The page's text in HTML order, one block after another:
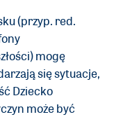
(przyp. red.
mogę
się sytuacje,
Dziecko
może być